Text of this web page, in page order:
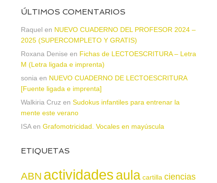
ÚLTIMOS COMENTARIOS
Raquel en NUEVO CUADERNO DEL PROFESOR 2024 –
2025 (SUPERCOMPLETO Y GRATIS)
Roxana Denise en Fichas de LECTOESCRITURA – Letra
M (Letra ligada e imprenta)
sonia en NUEVO CUADERNO DE LECTOESCRITURA
[Fuente ligada e imprenta]
Walkiria Cruz en Sudokus infantiles para entrenar la
mente este verano
ISAen Grafomotricidad. Vocales en mayúscula
ETIQUETAS
ABN actividadesaula cartilla ciencias